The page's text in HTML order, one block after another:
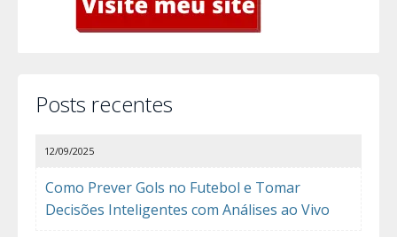
Posts recentes
Como Prever Gols no Futebol e Tomar
Decisões Inteligentes com Análises ao Vivo
12/09/2025